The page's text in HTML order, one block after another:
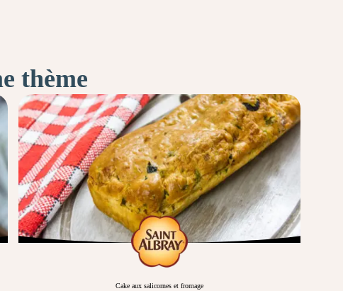
thème
Cake aux salicornes et fromage